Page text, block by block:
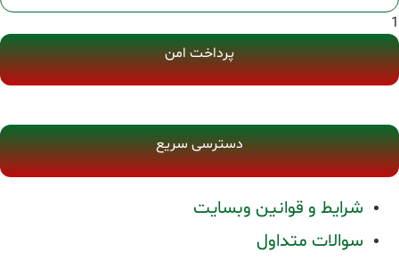
پرداخت امن
دسترسی سریع
شرایط و قوانین وبسایت
سوالات متداول